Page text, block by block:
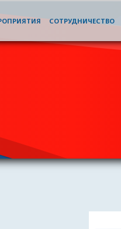
СОТРУДНИЧЕСТВО